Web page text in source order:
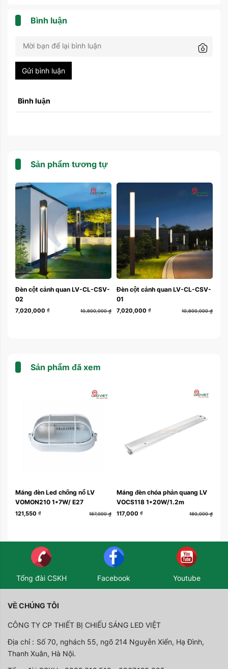
Bình luận
Gửi bình luận
Bình luận
Sản phẩm tương tự
Đèn cột cảnh quan LV-CL-CSV-
02
7,020,000 ₫ 10,800,000 ₫
Đèn cột cảnh quan LV-CL-CSV-
01
7,020,000 ₫ 10,800,000 ₫
Sản phẩm đã xem
Máng đèn Led chống nổ LV
VOMON210 1*7W/ E27
121,550 ₫ 187,000 ₫
Máng đèn chóa phản quang LV
VOCS118 1*20W/1.2m
117,000 ₫ 180,000 ₫
Tổng đài CSKH Facebook Youtube
VỀ CHÚNG TÔI
CÔNG TY CP THIẾT BỊ CHIẾU SÁNG LED VIỆT
Địa chỉ : Số 70, nghách 55, ngõ 214 Nguyễn Xiển, Hạ Đình,
Thanh Xuân, Hà Nội.